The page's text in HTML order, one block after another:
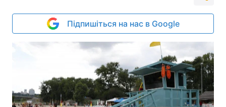
Підпишіться на нас в Google